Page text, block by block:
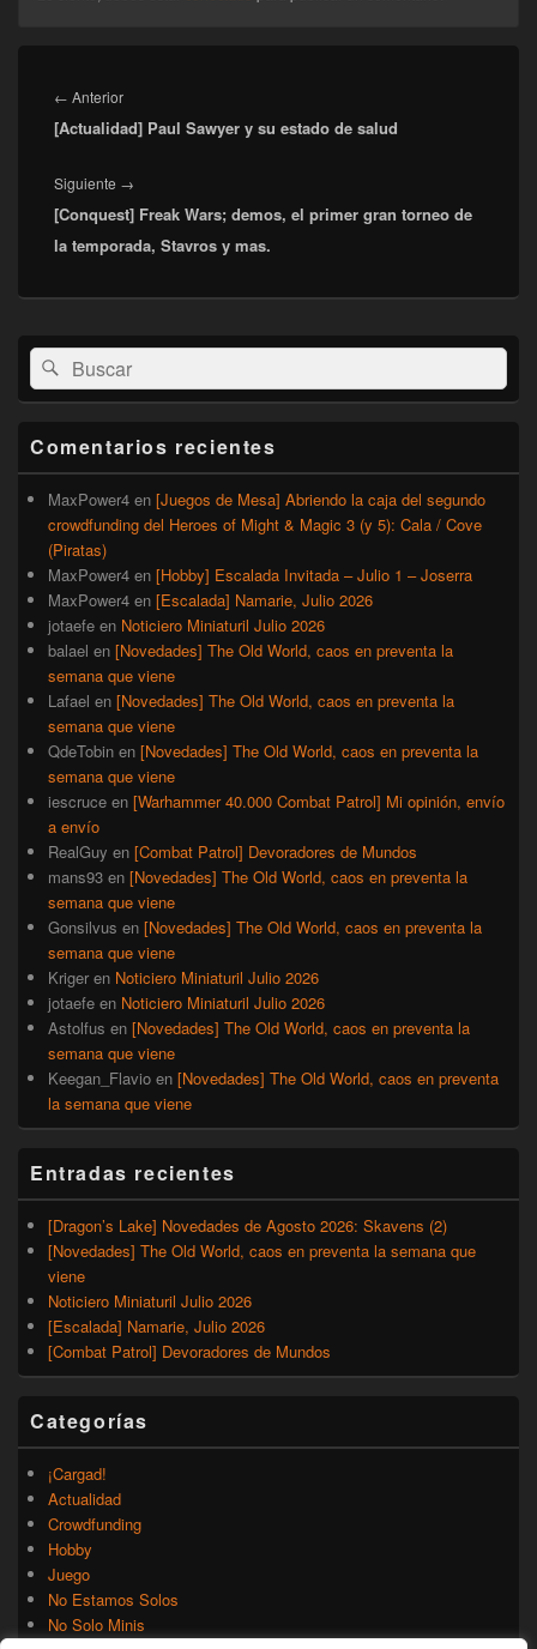
de
entradas
← AnteriorEntrada
anterior:
[Actualidad] Paul Sawyer y su estado de salud
Siguiente →
siguiente:
[Conquest] Freak Wars; demos, el primer gran torneo de
la temporada, Stavros y mas.
El
área
de
widget
lateral
primaria
Buscar
por:
Buscar
Comentarios recientes
MaxPower4 en [Juegos de Mesa] Abriendo la caja del segundo
crowdfunding del Heroes of Might & Magic 3 (y 5): Cala / Cove
(Piratas)
MaxPower4 en [Hobby] Escalada Invitada – Julio 1 – Joserra
MaxPower4 en [Escalada] Namarie, Julio 2026
jotaefe en Noticiero Miniaturil Julio 2026
balael en [Novedades] The Old World, caos en preventa la
semana que viene
Lafael en [Novedades] The Old World, caos en preventa la
semana que viene
QdeTobin en [Novedades] The Old World, caos en preventa la
semana que viene
iescruce en [Warhammer 40.000 Combat Patrol] Mi opinión, envío
a envío
RealGuy en [Combat Patrol] Devoradores de Mundos
mans93 en [Novedades] The Old World, caos en preventa la
semana que viene
Gonsilvus en [Novedades] The Old World, caos en preventa la
semana que viene
Kriger en Noticiero Miniaturil Julio 2026
jotaefe en Noticiero Miniaturil Julio 2026
Astolfus en [Novedades] The Old World, caos en preventa la
semana que viene
Keegan_Flavio en [Novedades] The Old World, caos en preventa
la semana que viene
Entradas recientes
[Dragon’s Lake] Novedades de Agosto 2026: Skavens (2)
[Novedades] The Old World, caos en preventa la semana que
viene
Noticiero Miniaturil Julio 2026
[Escalada] Namarie, Julio 2026
[Combat Patrol] Devoradores de Mundos
Categorías
¡Cargad!
Actualidad
Crowdfunding
Hobby
Juego
No Estamos Solos
No Solo Minis